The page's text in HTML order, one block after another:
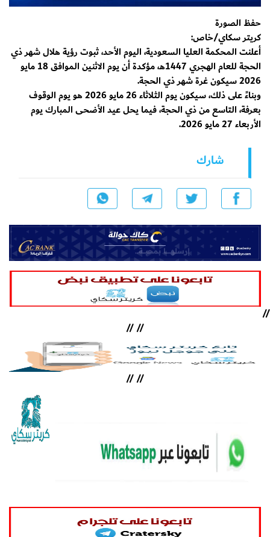
حفظ الصورة
كريتر سكاي/خاص:
أعلنت المحكمة العليا السعودية، اليوم الأحد، ثبوت رؤية هلال شهر ذي
الحجة للعام الهجري 1447هـ، مؤكدة أن يوم الاثنين الموافق 18 مايو
2026 سيكون غرة شهر ذي الحجة.
وبناءً على ذلك، سيكون يوم الثلاثاء 26 مايو 2026 هو يوم الوقوف
بعرفة، التاسع من ذي الحجة، فيما يحل عيد الأضحى المبارك يوم
الأربعاء 27 مايو 2026.
شارك
//
//
//
//
//